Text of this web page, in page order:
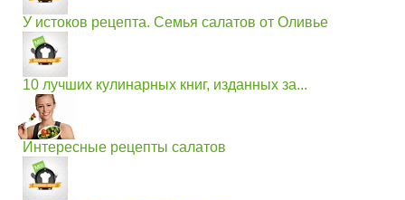
У истоков рецепта. Семья салатов от Оливье
10 лучших кулинарных книг, изданных за...
Интересные рецепты салатов